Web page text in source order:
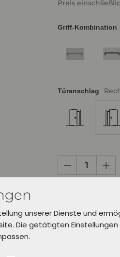
unserer Dienste und
Die getätigten Einstellungen
Preis
Griff-Kombination
Türanschlag
Bereits zur
Wähle dafür unter
aus.